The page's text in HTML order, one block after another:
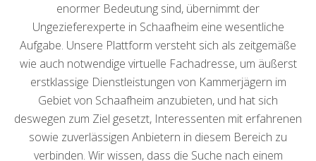
enormer Bedeutung sind, übernimmt der
Ungezieferexperte in Schaafheim eine wesentliche
Aufgabe. Unsere Plattform versteht sich als zeitgemäße
wie auch notwendige virtuelle Fachadresse, um äußerst
erstklassige Dienstleistungen von Kammerjägern im
Gebiet von Schaafheim anzubieten, und hat sich
deswegen zum Ziel gesetzt, Interessenten mit erfahrenen
sowie zuverlässigen Anbietern in diesem Bereich zu
verbinden. Wir wissen, dass die Suche nach einem